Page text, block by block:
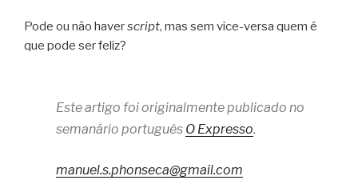
Pode ou não haverscript, mas sem vice-versa quem é
que pode ser feliz?
Este artigo foi originalmente publicado no
semanário português O Expresso.
manuel.s.phonseca@gmail.com